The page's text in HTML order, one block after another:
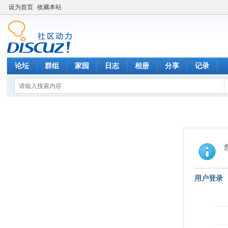
设为首页 收藏本站
论坛 群组 家园 日志 相册 分享 记录
用户登录